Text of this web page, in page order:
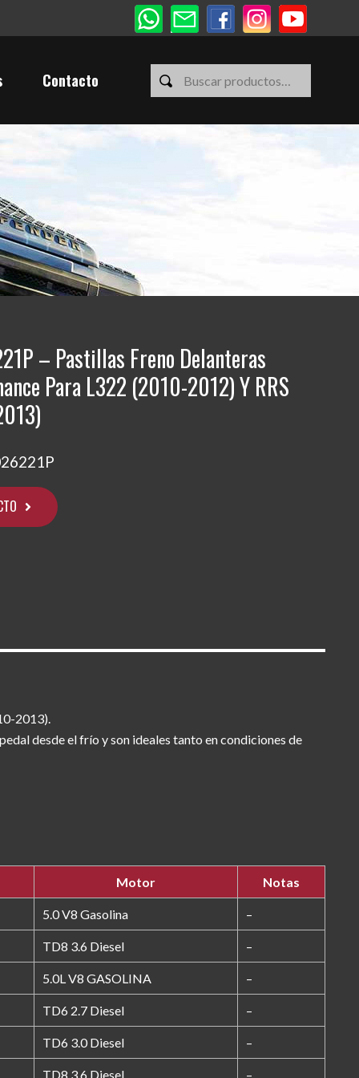
Contacto
– Pastillas Freno Delanteras
Para L322 (2010-2012) Y RRS
2013).
desde el frío y son ideales tanto en condiciones de
Motor Notas
5.0 V8 Gasolina –
TD8 3.6 Diesel –
5.0L V8 GASOLINA –
TD6 2.7 Diesel –
TD6 3.0 Diesel –
TD8 3.6 Diesel –